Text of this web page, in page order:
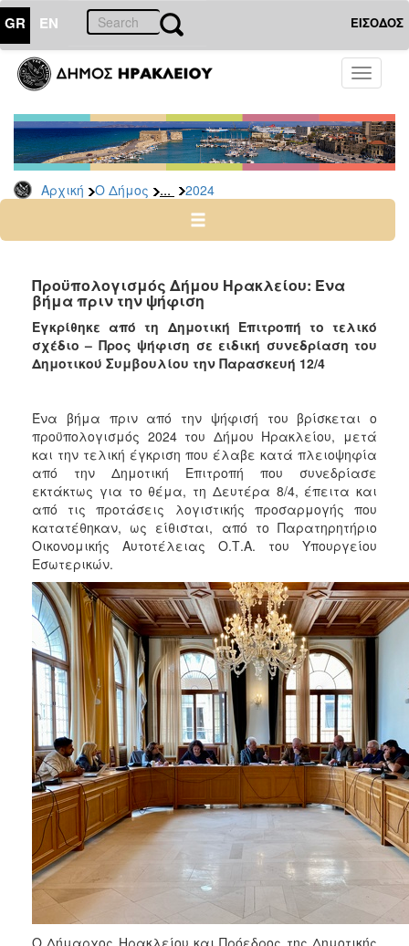
GR EN ΕΙΣΟΔΟΣ
Toggle
Αρχική Ο Δήμος ... 2024
ΔΗΜΟΣ
Δελτία
Τύπου
Αρχείο
2026
2024
2022
2021
2020
2018
2017
2016
2015
2013
2012
2011
2010
2006
ΤΟΠΟΣ
ΠΟΛΙΤΙΣΜΟΣ
ΑΝΘΕΚΤΙΚΗ
Προϋπολογισμός Δήμου Ηρακλείου: Ένα
βήμα πριν την ψήφιση
Εγκρίθηκε από τη Δημοτική Επιτροπή το τελικό
σχέδιο – Προς ψήφιση σε ειδική συνεδρίαση του
Δημοτικού Συμβουλίου την Παρασκευή 12/4
Ένα βήμα πριν από την ψήφισή του βρίσκεται ο
προϋπολογισμός 2024 του Δήμου Ηρακλείου, μετά
και την τελική έγκριση που έλαβε κατά πλειοψηφία
από την Δημοτική Επιτροπή που συνεδρίασε
εκτάκτως για το θέμα, τη Δευτέρα 8/4, έπειτα και
από τις προτάσεις λογιστικής προσαρμογής που
κατατέθηκαν, ως είθισται, από το Παρατηρητήριο
Οικονομικής Αυτοτέλειας Ο.Τ.Α. του Υπουργείου
Εσωτερικών.
Ο Δήμαρχος Ηρακλείου και Πρόεδρος της Δημοτικής